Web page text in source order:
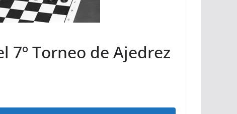
7º Torneo de Ajedrez